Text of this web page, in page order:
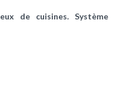
de cuisines. Système